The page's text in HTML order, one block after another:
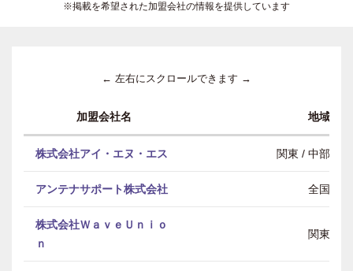
※掲載を希望された加盟会社の情報を提供しています
← 左右にスクロールできます →
加盟会社名 地域
株式会社アイ・エヌ・エス 関東 / 中部 / 近
アンテナサポート株式会社 全国
株式会社ＷａｖｅＵｎｉｏ
ｎ
関東